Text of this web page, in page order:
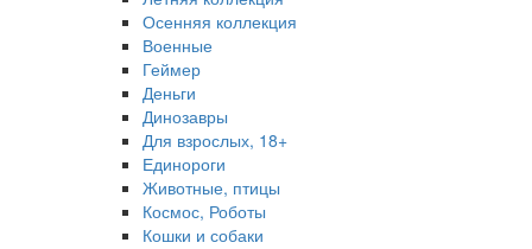
Осенняя коллекция
Военные
Геймер
Деньги
Динозавры
Для взрослых, 18+
Единороги
Животные, птицы
Космос, Роботы
Кошки и собаки